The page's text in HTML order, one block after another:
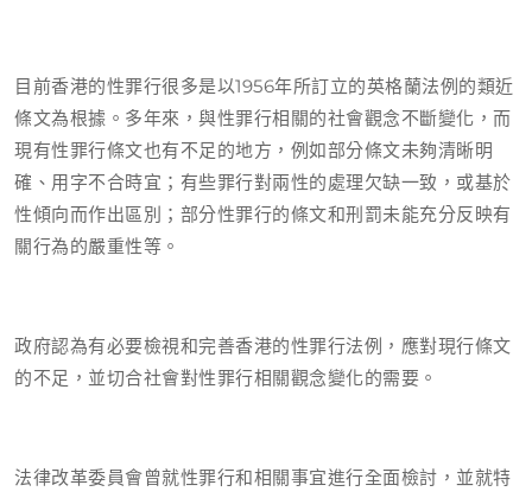
目前香港的性罪行很多是以1956年所訂立的英格蘭法例的類近
條文為根據。多年來，與性罪行相關的社會觀念不斷變化，而
現有性罪行條文也有不足的地方，例如部分條文未夠清晰明
確、用字不合時宜；有些罪行對兩性的處理欠缺一致，或基於
性傾向而作出區別；部分性罪行的條文和刑罰未能充分反映有
關行為的嚴重性等。
政府認為有必要檢視和完善香港的性罪行法例，應對現行條文
的不足，並切合社會對性罪行相關觀念變化的需要。
法律改革委員會曾就性罪行和相關事宜進行全面檢討，並就特